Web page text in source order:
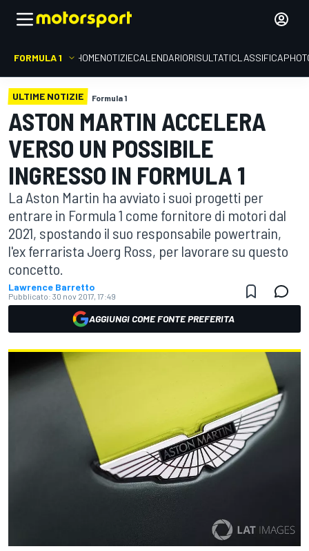
FORMULA 1 HOMENOTIZIECALENDARIORISULTATICLASSIFICA
ULTIME NOTIZIE Formula 1
ASTON MARTIN ACCELERA
VERSO UN POSSIBILE
INGRESSO IN FORMULA 1
La Aston Martin ha avviato i suoi progetti per
entrare in Formula 1 come fornitore di motori dal
2021, spostando il suo responsabile powertrain,
l'ex ferrarista Joerg Ross, per lavorare su questo
concetto.
Lawrence Barretto
Pubblicato: 30 nov 2017, 17:49
AGGIUNGI COME FONTE PREFERITA